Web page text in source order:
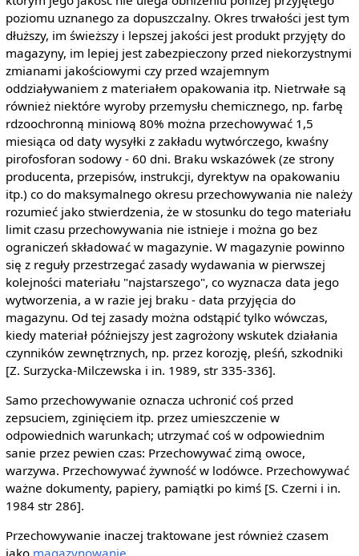
poziomu uznanego za dopuszczalny. Okres trwałości jest tym
dłuższy, im świeższy i lepszej jakości jest produkt przyjęty do
magazyny, im lepiej jest zabezpieczony przed niekorzystnymi
zmianami jakościowymi czy przed wzajemnym
oddziaływaniem z materiałem opakowania itp. Nietrwałe są
również niektóre wyroby przemysłu chemicznego, np. farbę
rdzoochronną miniową 80% można przechowywać 1,5
miesiąca od daty wysyłki z zakładu wytwórczego, kwaśny
pirofosforan sodowy - 60 dni. Braku wskazówek (ze strony
producenta, przepisów, instrukcji, dyrektyw na opakowaniu
itp.) co do maksymalnego okresu przechowywania nie należy
rozumieć jako stwierdzenia, że w stosunku do tego materiału
limit czasu przechowywania nie istnieje i można go bez
ograniczeń składować w magazynie. W magazynie powinno
się z reguły przestrzegać zasady wydawania w pierwszej
kolejności materiału "najstarszego", co wyznacza data jego
wytworzenia, a w razie jej braku - data przyjęcia do
magazynu. Od tej zasady można odstąpić tylko wówczas,
kiedy materiał późniejszy jest zagrożony wskutek działania
czynników zewnętrznych, np. przez korozję, pleśń, szkodniki
[Z. Surzycka-Milczewska i in. 1989, str 335-336].
Samo przechowywanie oznacza uchronić coś przed
zepsuciem, zginięciem itp. przez umieszczenie w
odpowiednich warunkach; utrzymać coś w odpowiednim
sanie przez pewien czas: Przechowywać zimą owoce,
warzywa. Przechowywać żywność w lodówce. Przechowywać
ważne dokumenty, papiery, pamiątki po kimś [S. Czerni i in.
1984 str 286].
Przechowywanie inaczej traktowane jest również czasem
jako magazynowanie